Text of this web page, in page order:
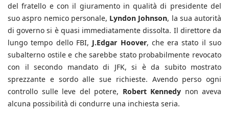
del fratello e con il giuramento in qualità di presidente del
suo aspro nemico personale, Lyndon Johnson, la sua autorità
di governo si è quasi immediatamente dissolta. Il direttore da
lungo tempo dello FBI, J.Edgar Hoover, che era stato il suo
subalterno ostile e che sarebbe stato probabilmente revocato
con il secondo mandato di JFK, si è da subito mostrato
sprezzante e sordo alle sue richieste. Avendo perso ogni
controllo sulle leve del potere, Robert Kennedy non aveva
alcuna possibilità di condurre una inchiesta seria.